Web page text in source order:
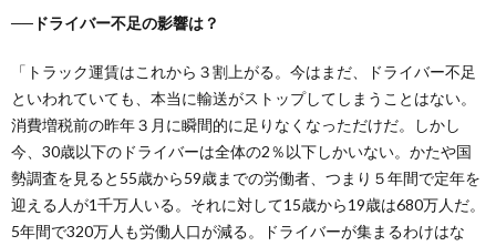
──ドライバー不足の影響は？
「トラック運賃はこれから３割上がる。今はまだ、ドライバー不足
といわれていても、本当に輸送がストップしてしまうことはない。
消費増税前の昨年３月に瞬間的に足りなくなっただけだ。しかし
今、30歳以下のドライバーは全体の2％以下しかいない。かたや国
勢調査を見ると55歳から59歳までの労働者、つまり５年間で定年を
迎える人が1千万人いる。それに対して15歳から19歳は680万人だ。
5年間で320万人も労働人口が減る。ドライバーが集まるわけはな